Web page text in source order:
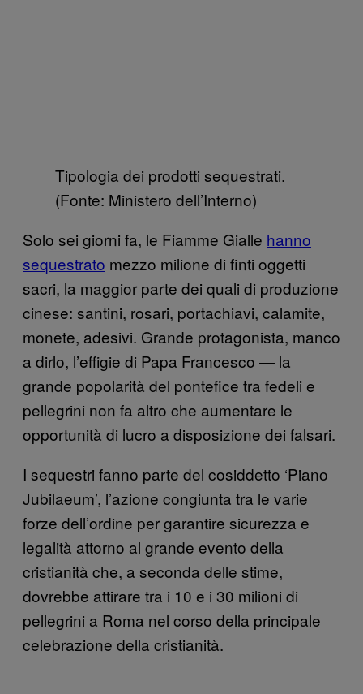
Tipologia dei prodotti sequestrati.
(Fonte: Ministero dell’Interno)
Solo sei giorni fa, le Fiamme Gialle hanno
sequestrato mezzo milione di finti oggetti
sacri, la maggior parte dei quali di produzione
cinese: santini, rosari, portachiavi, calamite,
monete, adesivi. Grande protagonista, manco
a dirlo, l’effigie di Papa Francesco — la
grande popolarità del pontefice tra fedeli e
pellegrini non fa altro che aumentare le
opportunità di lucro a disposizione dei falsari.
I sequestri fanno parte del cosiddetto ‘Piano
Jubilaeum’, l’azione congiunta tra le varie
forze dell’ordine per garantire sicurezza e
legalità attorno al grande evento della
cristianità che, a seconda delle stime,
dovrebbe attirare tra i 10 e i 30 milioni di
pellegrini a Roma nel corso della principale
celebrazione della cristianità.